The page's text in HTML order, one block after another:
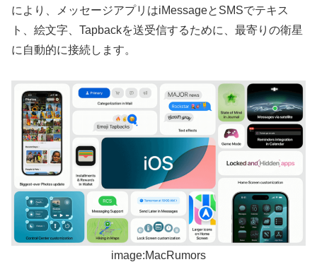
により、メッセージアプリはiMessageとSMSでテキス
ト、絵文字、Tapbackを送受信するために、最寄りの衛星
に自動的に接続します。
image:MacRumors